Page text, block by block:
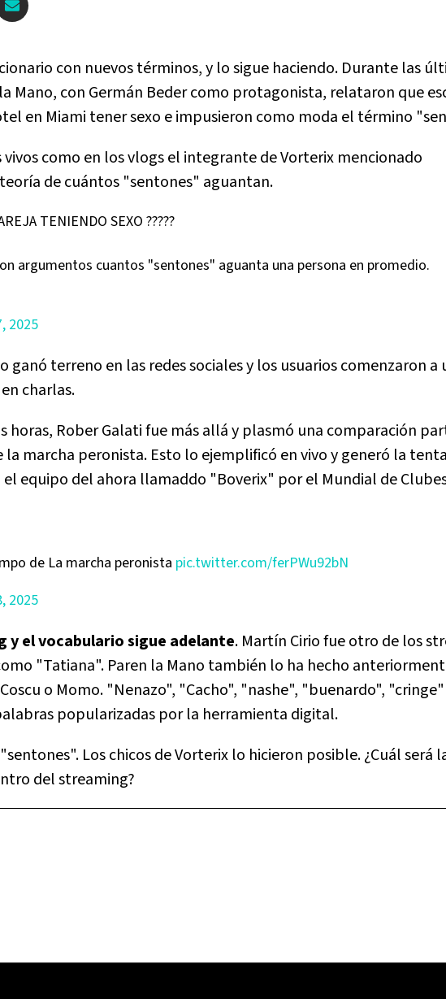
con nuevos términos, y lo sigue haciendo. Durante las
Mano, con Germán Beder como protagonista, relataron que
en Miami tener sexo e impusieron como moda el término
como en los vlogs el integrante de Vorterix mencionado
de cuántos "sentones" aguantan.
TENIENDO SEXO ?????
argumentos cuantos "sentones" aguanta una persona en promedio.
2025
ganó terreno en las redes sociales y los usuarios comenzaron a
charlas.
horas, Rober Galati fue más allá y plasmó una comparación
marcha peronista. Esto lo ejemplificó en vivo y generó la
equipo del ahora llamaddo "Boverix" por el Mundial de
de La marcha peronista pic.twitter.com/ferPWu92bN
2025
y el vocabulario sigue adelante. Martín Cirio fue otro de los
"Tatiana". Paren la Mano también lo ha hecho
o Momo. "Nenazo", "Cacho", "nashe", "buenardo",
popularizadas por la herramienta digital.
Los chicos de Vorterix lo hicieron posible. ¿Cuál será
del streaming?